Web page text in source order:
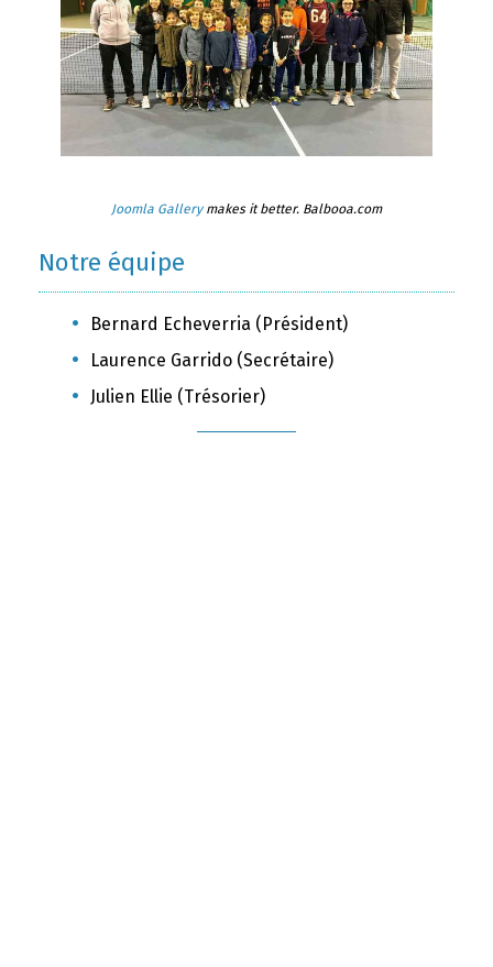
Joomla Gallerymakes it better. Balbooa.com
Notre équipe
Bernard Echeverria (Président)
Laurence Garrido (Secrétaire)
Julien Ellie (Trésorier)